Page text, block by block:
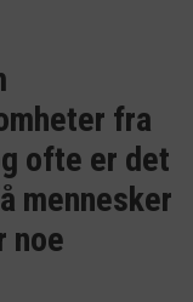
fra
ofte er det
mennesker
noe